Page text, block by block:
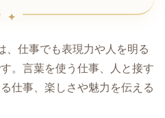
、仕事でも表現力や人を明る
。言葉を使う仕事、人と接す
仕事、楽しさや魅力を伝える